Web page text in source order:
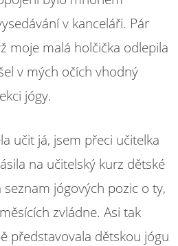
v kanceláři. Pár
moje malá holčička odlepila
v mých očích vhodný
jógy.
učit já, jsem přeci učitelka
na učitelský kurz dětské
jógových pozic o ty,
zvládne. Asi tak
představovala dětskou jógu